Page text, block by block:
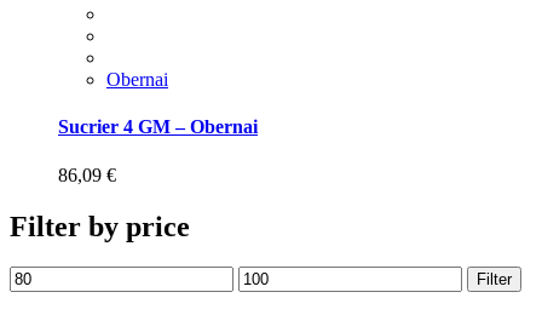
Obernai
Sucrier 4 GM – Obernai
86,09 €
Filter by price
Filter